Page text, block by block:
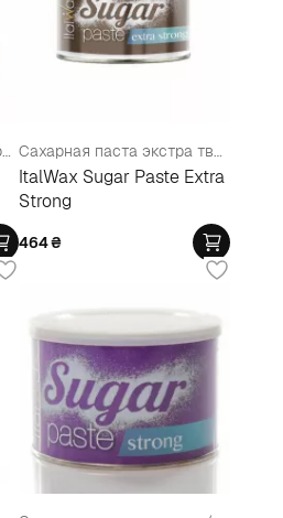
Сахарная паста "Алоэ вера" (в банке) Сахарная паста экстра твердая (в банке)
ItalWax Sugar Paste Extra
Strong
464₴